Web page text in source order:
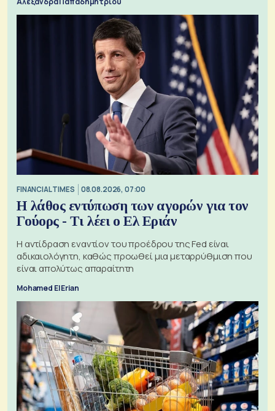
FINANCIAL TIMES 08.08.2026, 07:00
Η λάθος εντύπωση των αγορών για τον
Γούορς - Τι λέει ο Ελ Εριάν
Η αντίδραση εναντίον του προέδρου της Fed είναι
αδικαιολόγητη, καθώς προωθεί μια μεταρρύθμιση που
είναι απολύτως απαραίτητη
Mohamed El Erian